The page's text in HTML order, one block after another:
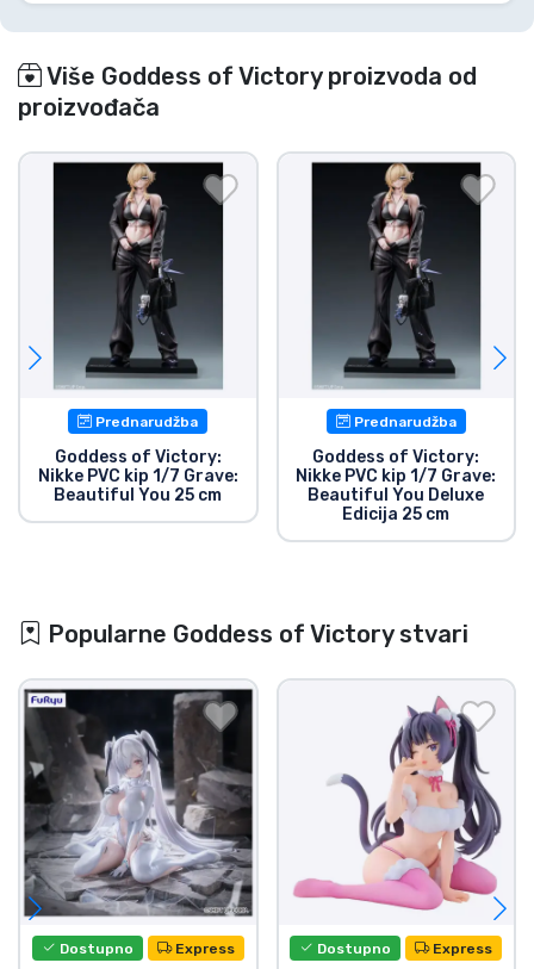
Više Goddess of Victory proizvoda od
proizvođača
Prednarudžba
Goddess of Victory:
Nikke PVC kip 1/7 Grave:
Beautiful You 25 cm
Prednarudžba
Goddess of Victory:
Nikke PVC kip 1/7 Grave:
Beautiful You Deluxe
Edicija 25 cm
Popularne Goddess of Victory stvari
Dostupno Express Dostupno Express